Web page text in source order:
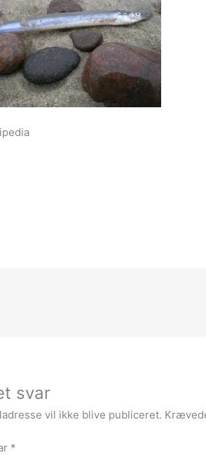
svar
vil ikke blive publiceret.
*